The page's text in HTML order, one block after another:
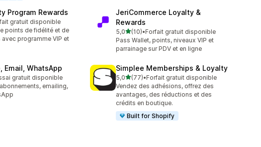
Program Rewards
5 gratuit disponible
points de fidélité et de
programme VIP et
JeriCommerce Loyalty &
Rewards
5,0étoile(s) sur 5
(10)
10 avis au total
•Forfait gratuit disponible
Pass Wallet, points, niveaux VIP et
parrainage sur PDV et en ligne
Email, WhatsApp
5
gratuit disponible
emailing,
Simplee Memberships & Loyalty
5,0étoile(s) sur 5
(77)
77 avis au total
•Forfait gratuit disponible
Vendez des adhésions, offrez des
avantages, des réductions et des
crédits en boutique.
Built for Shopify